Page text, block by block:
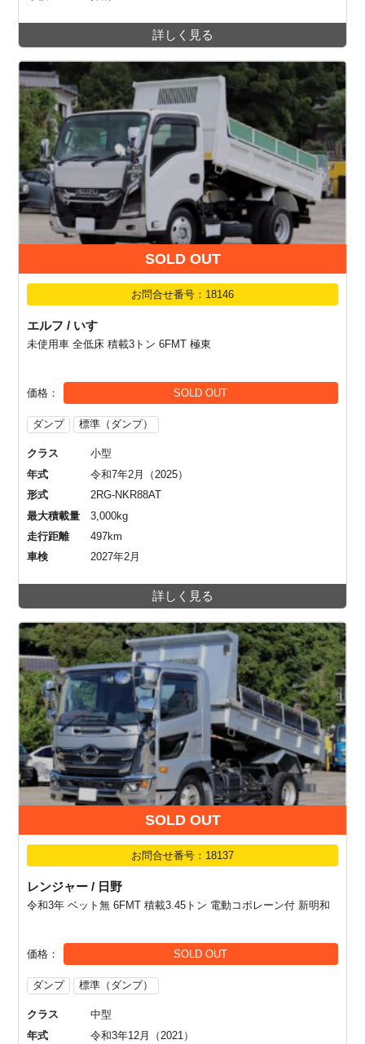
詳しく見る
SOLD OUT
お問合せ番号：18146
エルフ / いすゞ
未使用車 全低床 積載3トン 6FMT 極東
価格 SOLD OUT
ダンプ 標準（ダンプ）
クラス
小型
年式
令和7年2月（2025）
形式
2RG-NKR88AT
最大積載量
3,000kg
走行距離
497km
車検
2027年2月
詳しく見る
SOLD OUT
お問合せ番号：18137
レンジャー / 日野
令和3年 ベット無 6FMT 積載3.45トン 電動コボレーン付 新明和
価格 SOLD OUT
ダンプ 標準（ダンプ）
クラス
中型
年式
令和3年12月（2021）